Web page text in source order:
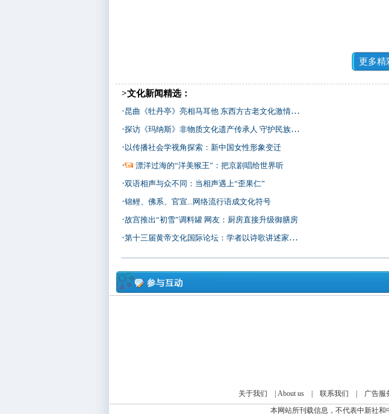
更多精
>文化新闻精选：
·昆曲《牡丹亭》亮相马耳他 东西方古老文化激情碰撞
·探访《玛纳斯》非物质文化遗产传承人 守护民族智慧
·以传播社会学视角探索：新中国女性形象变迁
· 漂洋过海的“洋美猴王”：把京剧唱给世界听
·双语相声与众不同：当相声遇上“歪果仁”
·锦鲤、佛系、官宣...网络流行语成文化符号
·故宫推出“初雪”调料罐 网友：厨房直接升级御膳房
·第十三届黄帝文化国际论坛：学者以诗歌讲述家国情怀
关于我们 About us| 联系我们 广告服
本网站所刊载信息，不代表中新社和